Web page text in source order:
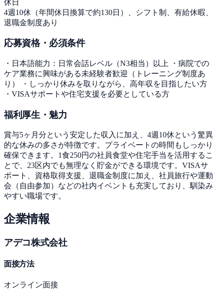
休日
4週10休（年間休日換算で約130日）、シフト制、有給休暇、
退職金制度あり
応募資格・必須条件
・日本語能力：日常会話レベル（N3相当）以上 ・病院での
ケア業務に興味がある未経験者歓迎（トレーニング制度あ
り） ・しっかり休みを取りながら、高年収を目指したい方
・VISAサポートや住宅支援を必要としている方
福利厚生・魅力
賞与5ヶ月分という安定した収入に加え、4週10休という驚異
的な休みの多さが特徴です。プライベートの時間もしっかり
確保できます。1食250円の社員食堂や住宅手当を活用するこ
とで、23区内でも無理なく貯金ができる環境です。VISAサ
ポート、資格取得支援、退職金制度に加え、社員旅行や運動
会（自由参加）などの社内イベントも充実しており、馴染み
やすい職場です。
企業情報
アデコ株式会社
面接方法
オンライン面接